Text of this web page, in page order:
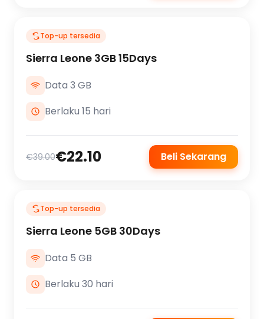
Top-up tersedia
Sierra Leone 3GB 15Days
Data 3 GB
Berlaku 15 hari
€39.00€22.10 Beli Sekarang
Top-up tersedia
Sierra Leone 5GB 30Days
Data 5 GB
Berlaku 30 hari